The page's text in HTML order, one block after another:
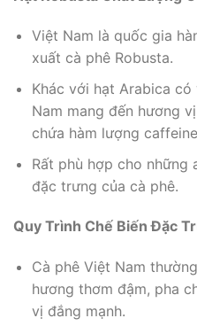
Việt Nam là quốc gia
xuất cà phê Robusta.
Khác với hạt Arabica có
Nam mang đến hương
chứa hàm lượng
Rất phù hợp cho những
đặc trưng của cà phê.
Quy Trình Chế Biến Đặc
Cà phê Việt Nam
hương thơm đậm, pha
vị đắng mạnh.